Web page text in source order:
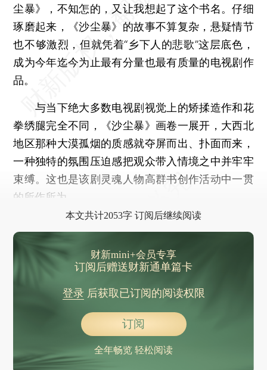
尘暴》，不知怎的，又让我想起了这个书名。仔细
琢磨起来，《沙尘暴》的故事不算复杂，悬疑情节
也不够激烈，但就凭着“乡下人的悲歌”这层底色，
成为今年迄今为止最有分量也最有质量的电视剧作
品。
与当下绝大多数电视剧视觉上的矫揉造作和花
拳绣腿完全不同，《沙尘暴》画卷一展开，大西北
地区那种大漠孤烟的质感就夺屏而出、扑面而来，
一种独特的氛围压迫感把观众带入情境之中并牢牢
束缚。这也是该剧灵魂人物高群书创作活动中一贯
的所作所为。
本文共计2053字 订阅后继续阅读
财新mini+会员专享
订阅后赠送财新通单篇卡
登录后获取已订阅的阅读权限
订阅
全年畅览 轻松阅读